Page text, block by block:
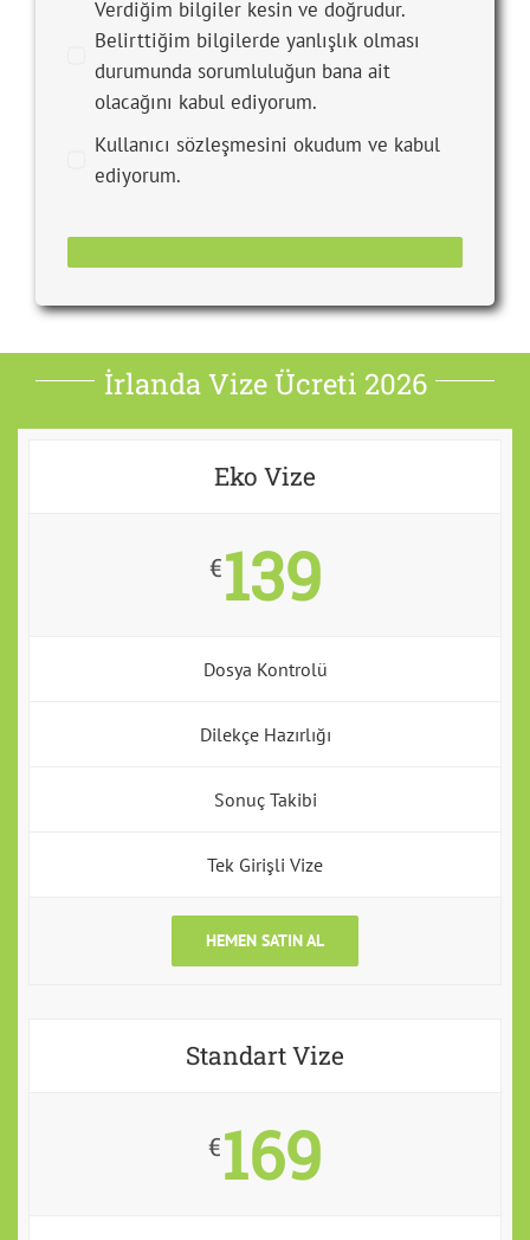
Verdiğim bilgiler kesin ve doğrudur.
Belirttiğim bilgilerde yanlışlık olması
durumunda sorumluluğun bana ait
olacağını kabul ediyorum.
Kullanıcı sözleşmesini okudum ve kabul
ediyorum.
İrlanda Vize Ücreti 2026
Eko Vize
€139
Dosya Kontrolü
Dilekçe Hazırlığı
Sonuç Takibi
Tek Girişli Vize
HEMEN SATIN AL
Standart Vize
€169